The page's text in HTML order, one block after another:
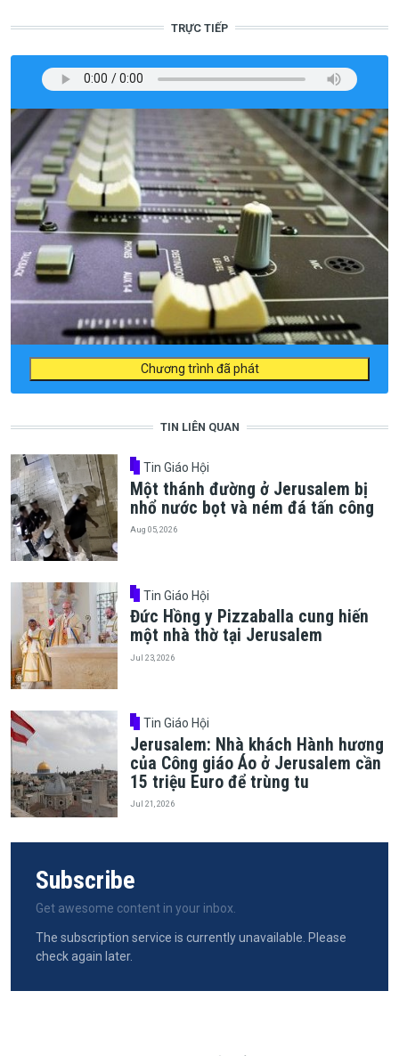
TRỰC TIẾP
Chương trình đã phát
TIN LIÊN QUAN
Tin Giáo Hội
Một thánh đường ở Jerusalem bị
nhổ nước bọt và ném đá tấn công
Aug 05, 2026
Tin Giáo Hội
Đức Hồng y Pizzaballa cung hiến
một nhà thờ tại Jerusalem
Jul 23, 2026
Tin Giáo Hội
Jerusalem: Nhà khách Hành hương
của Công giáo Áo ở Jerusalem cần
15 triệu Euro để trùng tu
Jul 21, 2026
Subscribe
Get awesome content in your inbox.
The subscription service is currently unavailable. Please
check again later.